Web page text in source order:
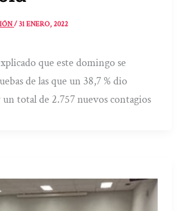
/31 ENERO, 2022
que este domingo se
de las que un 38,7 % dio
total de 2.757 nuevos contagios